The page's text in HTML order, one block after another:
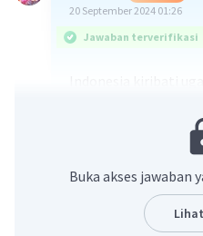
20 September 2024 01:26
Jawaban terverifikasi
Nafila N Level 16
16 September 2024 06:09
Jawaban terverifikasi
Buka akses jawaban